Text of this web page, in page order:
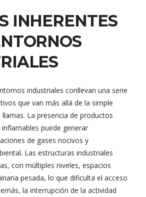
INHERENTES
industriales conllevan una serie
que van más allá de la simple
La presencia de productos
puede generar
de gases nocivos y
Las estructuras industriales
con múltiples niveles, espacios
pesada, lo que dificulta el acceso
la interrupción de la actividad